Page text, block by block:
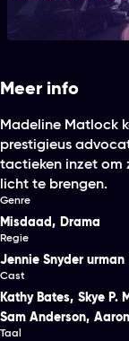
Meer info
Madeline Matlock
prestigieus
tactieken inzet om
licht te brengen.
Genre
Misdaad, Drama
Regie
Jennie Snyder urman
Cast
Kathy Bates, Skye P.
Sam Anderson,
Taal